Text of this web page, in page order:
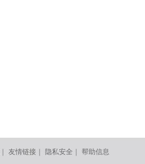
｜ 友情链接 ｜ 隐私安全 ｜ 帮助信息